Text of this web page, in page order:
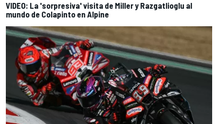
VIDEO: La 'sorpresiva' visita de Miller y Razgatlioglu al
mundo de Colapinto en Alpine